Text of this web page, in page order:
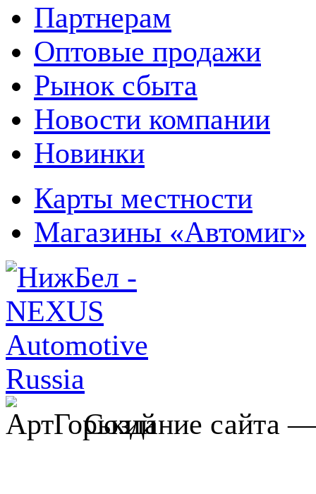
Партнерам
Оптовые продажи
Рынок сбыта
Новости компании
Новинки
Карты местности
Магазины «Автомиг»
Создание сайта